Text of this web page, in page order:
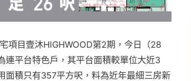
項目壹沐HIGHWOOD第2期，今日（28
連平台特色戶，其平台面積較單位大近3
面積只有357平方呎，料為近年最細三房新